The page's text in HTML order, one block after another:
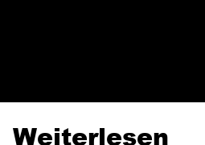
Weiterlesen